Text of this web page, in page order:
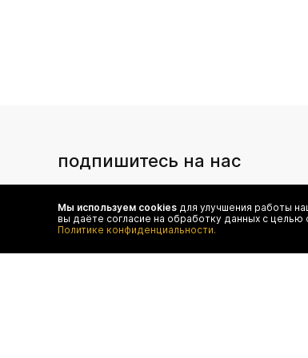
подпишитесь на нас
и специальным предложениям
Мы используем cookies для улучшения работы
вы даёте согласие на обработку данных с
Политике конфиденциальности.